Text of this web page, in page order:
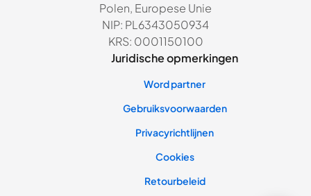
Polen, Europese Unie
NIP: PL6343050934
KRS: 0001150100
Juridische opmerkingen
Word partner
Gebruiksvoorwaarden
Privacyrichtlijnen
Cookies
Retourbeleid